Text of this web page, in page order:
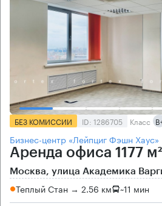
БЕЗ КОМИССИИ ID: 1286705 Класс
Бизнес-центр «Лейпциг Фэшн Хаус»
Аренда офиса 1177 м²
Москва, улица Академика
Теплый Стан → 2.56 км ~11 мин